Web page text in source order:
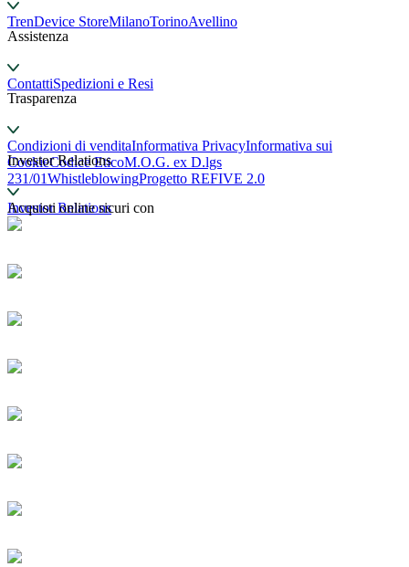
TrenDevice StoreMilanoTorinoAvellino
Assistenza
ContattiSpedizioni e Resi
Trasparenza
Condizioni di venditaInformativa PrivacyInformativa sui
CookieCodice EticoM.O.G. ex D.lgs
231/01WhistleblowingProgetto REFIVE 2.0
Investor Relations
Investor Relations
Acquisti online sicuri con